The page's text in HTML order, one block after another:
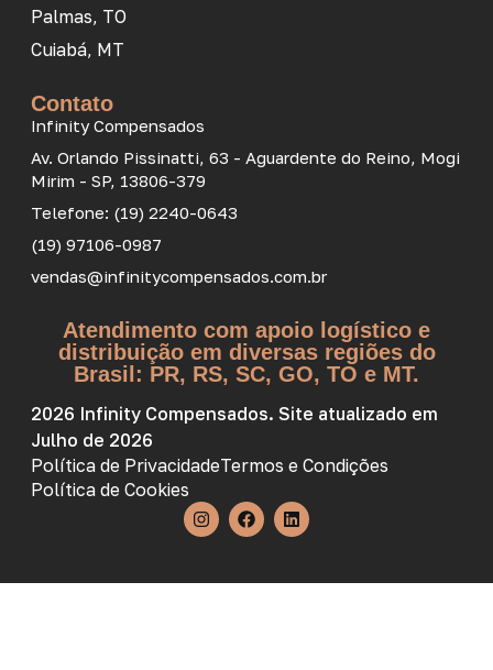
Palmas, TO
Cuiabá, MT
Contato
Infinity Compensados
Av. Orlando Pissinatti, 63 - Aguardente do Reino, Mogi
Mirim - SP, 13806-379
Telefone: (19) 2240-0643
(19) 97106-0987
vendas@infinitycompensados.com.br
Atendimento com apoio logístico e
distribuição em diversas regiões do
Brasil: PR, RS, SC, GO, TO e MT.
2026 Infinity Compensados. Site atualizado em
Julho de 2026
Política de PrivacidadeTermos e Condições
Política de Cookies